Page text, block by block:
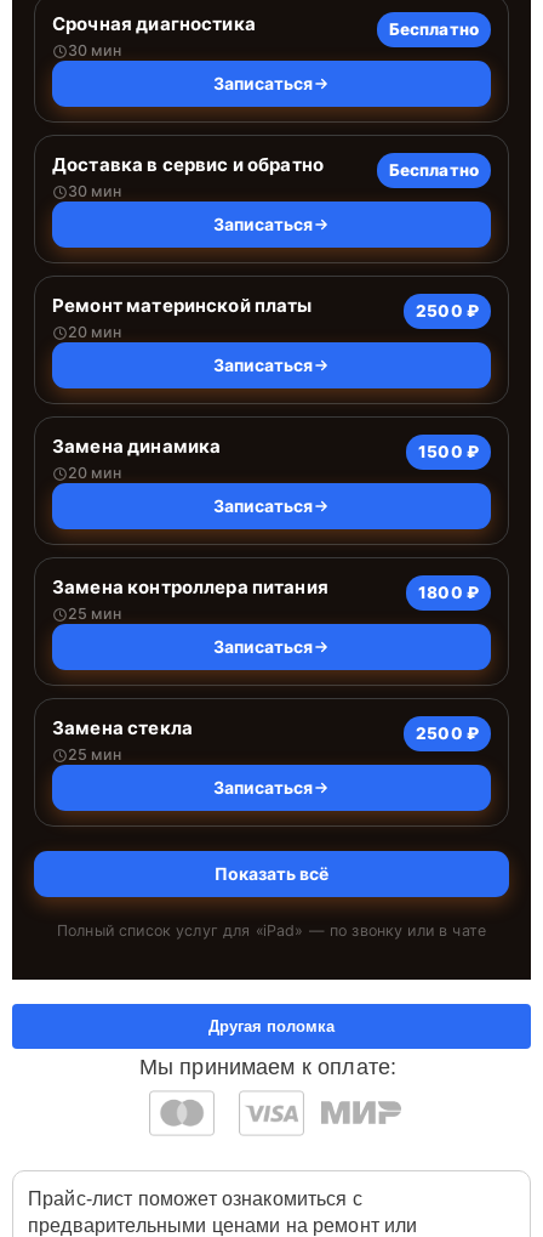
Срочная диагностика
30 мин
Бесплатно
Записаться
Доставка в сервис и обратно
30 мин
Бесплатно
Записаться
Ремонт материнской платы
20 мин
2500 ₽
Записаться
Замена динамика
20 мин
1500 ₽
Записаться
Замена контроллера питания
25 мин
1800 ₽
Записаться
Замена стекла
25 мин
2500 ₽
Записаться
Показать всё
Полный список услуг для «iPad» — по звонку или в чате
Мы принимаем к оплате:
Другая поломка
Прайс-лист поможет ознакомиться с
предварительными ценами на ремонт или